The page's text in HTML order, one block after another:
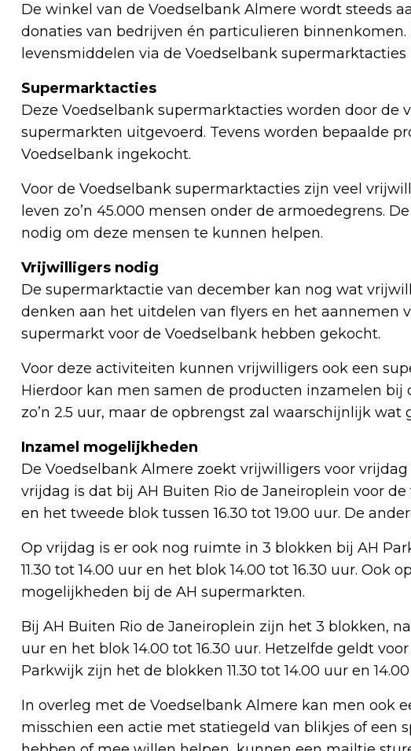
De winkel van de Voedselbank Almere wordt steeds
donaties van bedrijven én particulieren
levensmiddelen via de Voedselbank
Supermarktacties
Deze Voedselbank supermarktacties worden door de
supermarkten uitgevoerd. Tevens worden bepaalde
Voedselbank ingekocht.
Voor de Voedselbank supermarktacties zijn veel
leven zo’n 45.000 mensen onder de armoedegrens.
nodig om deze mensen te kunnen helpen.
Vrijwilligers nodig
De supermarktactie van december kan nog wat
denken aan het uitdelen van flyers en het aannemen
supermarkt voor de Voedselbank hebben gekocht.
Voor deze activiteiten kunnen vrijwilligers ook een
Hierdoor kan men samen de producten inzamelen bij
zo’n 2.5 uur, maar de opbrengst zal waarschijnlijk wat
Inzamel mogelijkheden
De Voedselbank Almere zoekt vrijwilligers voor vrijdag
vrijdag is dat bij AH Buiten Rio de Janeiroplein voor
en het tweede blok tussen 16.30 tot 19.00 uur. De
Op vrijdag is er ook nog ruimte in 3 blokken bij AH
11.30 tot 14.00 uur en het blok 14.00 tot 16.30 uur. Ook
mogelijkheden bij de AH supermarkten.
Bij AH Buiten Rio de Janeiroplein zijn het 3 blokken,
uur en het blok 14.00 tot 16.30 uur. Hetzelfde geldt
Parkwijk zijn het de blokken 11.30 tot 14.00 uur en
In overleg met de Voedselbank Almere kan men ook
misschien een actie met statiegeld van blikjes of een